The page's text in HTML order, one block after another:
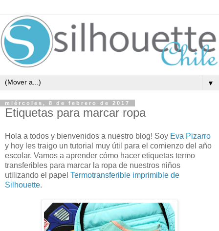
▼
miércoles, 8 de febrero de 2017
Etiquetas para marcar ropa
Hola a todos y bienvenidos a nuestro blog! Soy Eva Pizarro
y hoy les traigo un tutorial muy útil para el comienzo del año
escolar. Vamos a aprender cómo hacer etiquetas termo
transferibles para marcar la ropa de nuestros niños
utilizando el papel Termotransferible imprimible de
Silhouette.